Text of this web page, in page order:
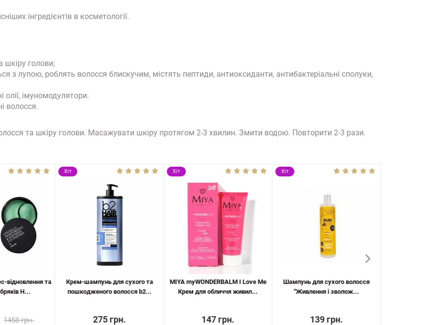
інгредієнтів в косметології.
шкіру голови;
з лупою, роблять волосся блискучим, містять пептиди, антиоксиданти, антибактеріальні сполуки,
олії, імуномодулятори.
волосся.
та шкіру голови. Масажувати шкіру протягом 2-3 хвилин. Змити водою. Повторити 2-3 рази.
відновлення та
H...
1458 грн.
Хіт
Крем-шампунь для сухого та
пошкодженого волосся b2...
275 грн.
Хіт
MIYA myWONDERBALM I Love Me
Крем для обличчя живил...
147 грн.
Хіт
Шампунь для сухого волосся
"Живлення і зволож...
139 грн.